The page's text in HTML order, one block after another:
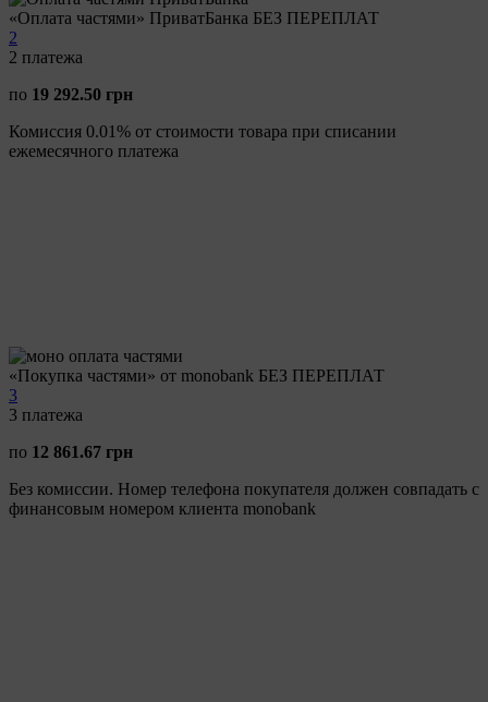
«Оплата частями» ПриватБанка БЕЗ ПЕРЕПЛАТ
2
2 платежа
по 19 292.50 грн
Комиссия 0.01% от стоимости товара при списании
ежемесячного платежа
«Покупка частями» от monobank БЕЗ ПЕРЕПЛАТ
3
3 платежа
по 12 861.67 грн
Без комиссии. Номер телефона покупателя должен совпадать с
финансовым номером клиента monobank